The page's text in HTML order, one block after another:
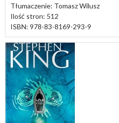
Tłumaczenie: Tomasz Wilusz
Ilość stron: 512
ISBN: 978-83-8169-293-9